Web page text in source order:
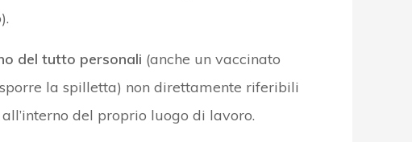
del tutto personali (anche un vaccinato
la spilletta) non direttamente riferibili
del proprio luogo di lavoro.